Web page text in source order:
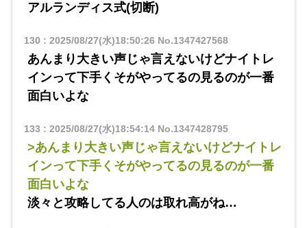
アルランディス式(切断)
130 : 2025/08/27(水)18:50:26 No.1347427568
あんまり大きい声じゃ言えないけどナイトレ
インって下手くそがやってるの見るのが一番
面白いよな
133 : 2025/08/27(水)18:54:14No.1347428795
>あんまり大きい声じゃ言えないけどナイトレ
インって下手くそがやってるの見るのが一番
面白いよな
淡々と攻略してる人のは取れ高がね…